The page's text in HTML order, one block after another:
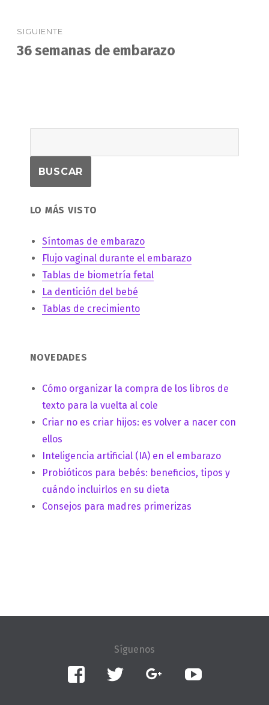
SIGUIENTE
Entrada
36 semanas de embarazo
LO MÁS VISTO
Síntomas de embarazo
Flujo vaginal durante el embarazo
Tablas de biometría fetal
La dentición del bebé
Tablas de crecimiento
NOVEDADES
Cómo organizar la compra de los libros de
texto para la vuelta al cole
Criar no es criar hijos: es volver a nacer con
ellos
Inteligencia artificial (IA) en el embarazo
Probióticos para bebés: beneficios, tipos y
cuándo incluirlos en su dieta
Consejos para madres primerizas
Facebook Twitter Google+